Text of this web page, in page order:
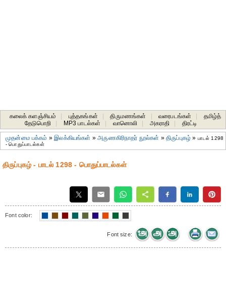
கலைக் களஞ்சியம் புத்தகங்கள் திருமணங்கள் வரைபடங்கள்
தமிழ்த்
தேடுபொறி
MP3 பாடல்கள் வானொலி அகராதி திரட்டி
முதன்மை பக்கம் »இலக்கியங்கள் »அருணகிரிநாதர் நூல்கள் »திருப்புகழ் » பாடல் 1298
- பொதுப்பாடல்கள்
திருப்புகழ் - பாடல் 1298 - பொதுப்பாடல்கள்
Font color:
Font size: